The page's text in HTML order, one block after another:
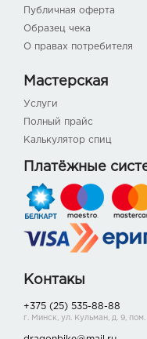
Публичная оферта
Образец чека
О правах потребителя
Мастерская
Услуги
Полный прайс
Калькулятор спиц
Платёжные
Контакы
+375 (25) 535-88-88
г. Минск, ул. Кульман, д. 9, пом.